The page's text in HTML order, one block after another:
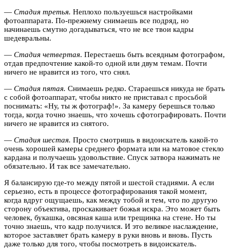
— Стадия третья. Неплохо пользуешься настройками
фотоаппарата. По-прежнему снимаешь все подряд, но
начинаешь смутно догадываться, что не все твои кадры
шедевральны.
— Стадия четвертая. Перестаешь быть всеядным фотографом,
отдав предпочтение какой-то одной или двум темам. Почти
ничего не нравится из того, что снял.
— Стадия пятая. Снимаешь редко. Стараешься никуда не брать
с собой фотоаппарат, чтобы никто не приставал с просьбой
поснимать: «Ну, ты ж фотограф!». За камеру берешься только
тогда, когда точно знаешь, что хочешь сфотографировать. Почти
ничего не нравится из снятого.
— Стадия шестая. Просто смотришь в видоискатель какой-то
очень хорошей камеры среднего формата или на матовое стекло
кардана и получаешь удовольствие. Спуск затвора нажимать не
обязательно. И так все замечательно.
Я балансирую где-то между пятой и шестой стадиями. А если
серьезно, есть в процессе фотографирования такой момент,
когда вдруг ощущаешь, как между тобой и тем, что по другую
сторону объектива, проскакивает божья искра. Это может быть
человек, букашка, овсяная каша или трещинка на стене. Но ты
точно знаешь, что кадр получился. И это великое наслаждение,
которое заставляет брать камеру в руки вновь и вновь. Пусть
даже только для того, чтобы посмотреть в видоискатель.